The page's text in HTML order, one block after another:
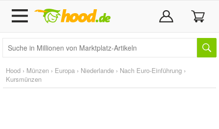
Hood › Münzen › Europa › Niederlande › Nach Euro-Einführung ›
Kursmünzen